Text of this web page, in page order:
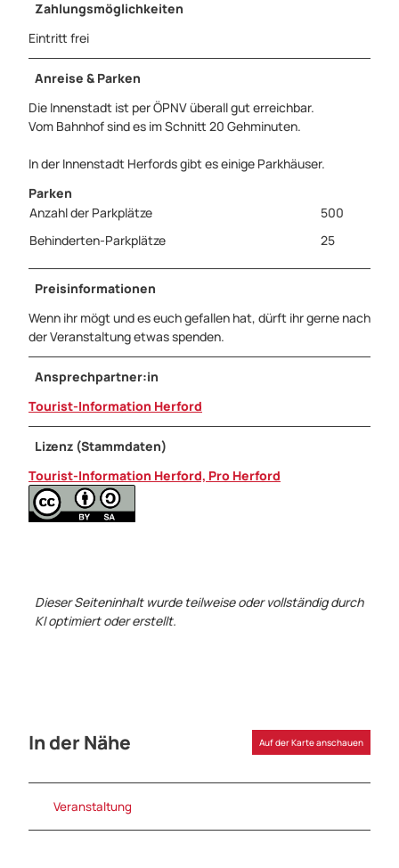
Zahlungsmöglichkeiten
Eintritt frei
Anreise & Parken
Die Innenstadt ist per ÖPNV überall gut erreichbar.
Vom Bahnhof sind es im Schnitt 20 Gehminuten.
In der Innenstadt Herfords gibt es einige Parkhäuser.
Parken
Anzahl der Parkplätze
500
Behinderten-Parkplätze
25
Preisinformationen
Wenn ihr mögt und es euch gefallen hat, dürft ihr gerne nach
der Veranstaltung etwas spenden.
Ansprechpartner:in
Tourist-Information Herford
Lizenz (Stammdaten)
Tourist-Information Herford, Pro Herford
Dieser Seiteninhalt wurde teilweise oder vollständig durch
KI optimiert oder erstellt.
In der Nähe Auf der Karte anschauen
Veranstaltung